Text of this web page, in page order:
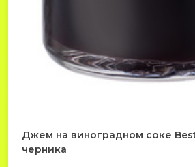
Джем на виноградном соке
черника